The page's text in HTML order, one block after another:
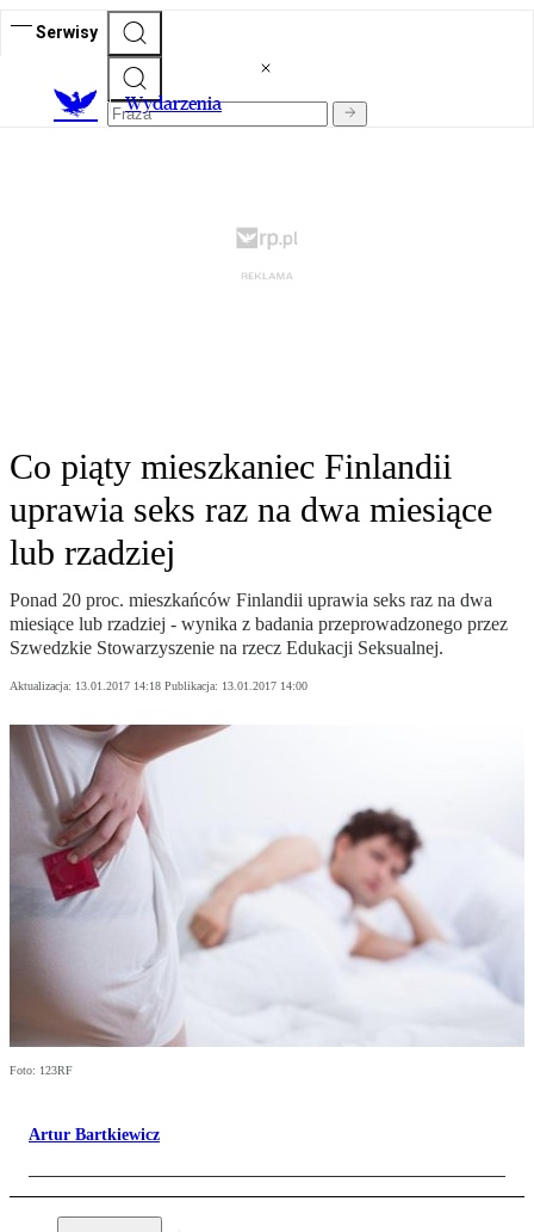
Serwisy
Wydarzenia
Co piąty mieszkaniec Finlandii
uprawia seks raz na dwa miesiące
lub rzadziej
Ponad 20 proc. mieszkańców Finlandii uprawia seks raz na dwa
miesiące lub rzadziej - wynika z badania przeprowadzonego przez
Szwedzkie Stowarzyszenie na rzecz Edukacji Seksualnej.
Aktualizacja: 13.01.2017 14:18 Publikacja: 13.01.2017 14:00
Foto: 123RF
Artur Bartkiewicz